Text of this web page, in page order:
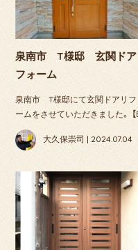
泉南市 T様邸 玄関ドア
フォーム
泉南市 T様邸にて玄関ドアリフ
ームをさせていただきました。 【
大久保崇司 | 2024.07.04